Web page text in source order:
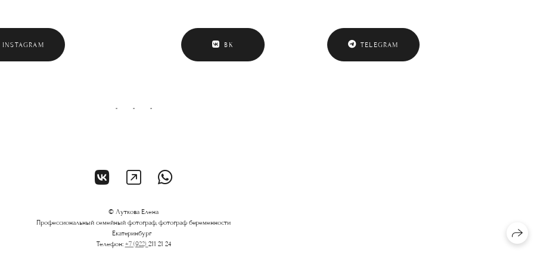
INSTAGRAM ВК TELEGRAM
© Луткова Елена
Профессиональный семейный фотограф, фотограф беременности
Екатеринбург
Телефон: +7 (922) 211 21 24